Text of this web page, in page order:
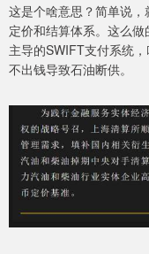
这是个啥意思？简单说
定价和结算体系。这么
主导的SWIFT支付系统
不出钱导致石油断供。